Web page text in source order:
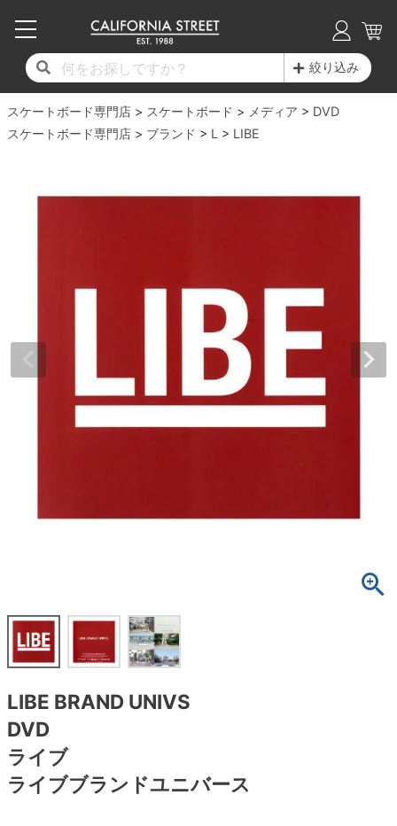
絞り込み
スケートボード専門店 スケートボード メディア
DVD
スケートボード専門店
ブランド L LIBE
LIBE BRAND UNIVS
DVD
ライブ
ライブブランドユニバース
17時までのご注文は当日発送！
11,000円以上で送料無料！
毎月1日はポイント5倍！10日と20日は3倍！
デッキ
17時までのご注文は当日発送！
11,000円以上で送料無料！
毎月1日はポイント5倍！10日と20日は3倍！
デッキブランド一覧（全てのデッキ）
子供用デッキ
7.0inch以下
7.7inch
8.1inch
8.4inch
8.5inch
8.6inch
8.7inch
17時までのご注文は当日発送！
11,000円以上で送料無料！
毎月1日はポイント5倍！10日と20日は3倍！
トラックブランド一覧（全てのトラック）
7.0inch以下
7.2inch
7.8inch
8.2inch
8.5inch
8.6inch
8.7inch
8.8inch
ウィール
17時までのご注文は当日発送！
11,000円以上で送料無料！
毎月1日はポイント5倍！10日と20日は3倍！
ウィールブランド一覧（全てのウィール）
50mm
51mm
56mm
60mm
64mm
65mm
70mm
72mm
スピットファイヤー F4（フォーミュラフォ
ボーンズ XF（エックスフォーミュラ）
ボーンズ STF（エスティーエフ）
ソフトウィール（クルーザー）
ボルト
足回りセット（トラック・ウィールセット）
練習用アイテム（初心者におすすめ）
スケートケース・バッグ
メディア（雑誌・DVD・CD）
17時までのご注文は当日発送！
11,000円以上で送料無料！
毎月1日はポイント5倍！10日と20日は3倍！
シューズブランド一覧
20cm
21cm
24cm
26cm
27.5cm
28cm
28.5cm
29cm
サンダル
シューレース・その他
17時までのご注文は当日発送！
11,000円以上で送料無料！
毎月1日はポイント5倍！10日と20日は3倍！
ロングスリーブTシャツ
パーカー
ショーツ
7分袖シャツ・ラグラン
キャップ
ソックス
アンダーウエア
サイズの測り方
17時までのご注文は当日発送！
11,000円以上で送料無料！
毎月1日はポイント5倍！10日と20日は3倍！
カテゴリー
17時までのご注文は当日発送！
11,000円以上で送料無料！
毎月1日はポイント5倍！10日と20日は3倍！
商品情報
スタッフおすすめアイテム
INFO
スケートパーク情報
17時までのご注文は当日発送！
11,000円以上で送料無料！
毎月1日はポイント5倍！10日と20日は3倍！
ショップライダー紹介
カリフォルニアストリートの歴史
プライバシーポリシー
特定商取引法に基づく表記